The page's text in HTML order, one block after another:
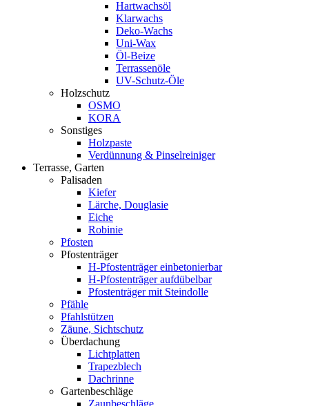
Hartwachsöl
Klarwachs
Deko-Wachs
Uni-Wax
Öl-Beize
Terrassenöle
UV-Schutz-Öle
Holzschutz
OSMO
KORA
Sonstiges
Holzpaste
Verdünnung & Pinselreiniger
Terrasse, Garten
Palisaden
Kiefer
Lärche, Douglasie
Eiche
Robinie
Pfosten
Pfostenträger
H-Pfostenträger einbetonierbar
H-Pfostenträger aufdübelbar
Pfostenträger mit Steindolle
Pfähle
Pfahlstützen
Zäune, Sichtschutz
Überdachung
Lichtplatten
Trapezblech
Dachrinne
Gartenbeschläge
Zaunbeschläge